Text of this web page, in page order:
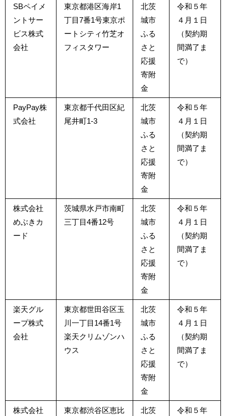
SBペイメ
ントサー
ビス株式
会社
東京都港区海岸1
丁目7番1号東京ポ
ートシティ竹芝オ
フィスタワー
北茨
城市
ふる
さと
応援
寄附
金
令和５年
４月１日
（契約期
間満了ま
で）
PayPay株
式会社
東京都千代田区紀
尾井町1-3
北茨
城市
ふる
さと
応援
寄附
金
令和５年
４月１日
（契約期
間満了ま
で）
株式会社
めぶきカ
ード
茨城県水戸市南町
三丁目4番12号
北茨
城市
ふる
さと
応援
寄附
金
令和５年
４月１日
（契約期
間満了ま
で）
楽天グル
ープ株式
会社
東京都世田谷区玉
川一丁目14番1号
楽天クリムゾンハ
ウス
北茨
城市
ふる
さと
応援
寄附
金
令和５年
４月１日
（契約期
間満了ま
で）
株式会社
東京都渋谷区恵比
北茨
令和５年